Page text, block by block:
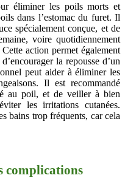
éliminer les poils morts et
dans l’estomac du furet. Il
spécialement conçue, et de
voire quotidiennement
action permet également
la repousse d’un
peut aider à éliminer les
Il est recommandé
au poil, et de veiller à bien
les irritations cutanées.
bains trop fréquents, car cela
complications